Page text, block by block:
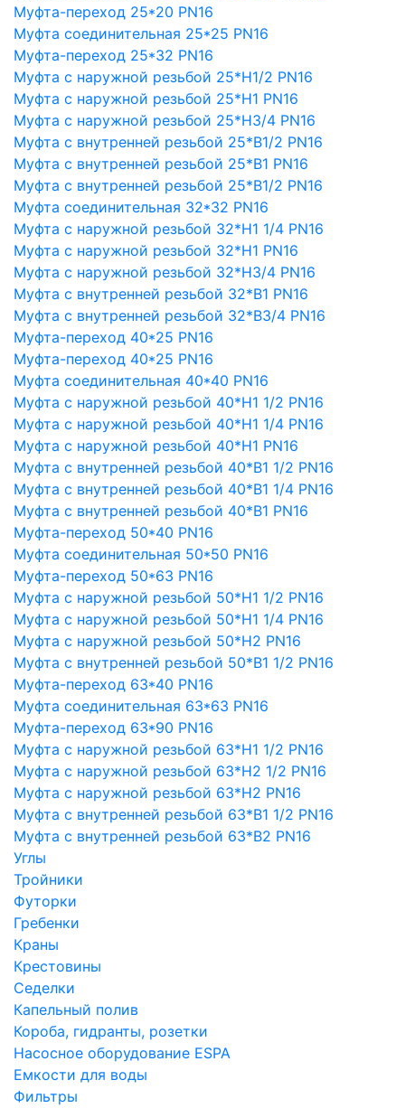
Муфта-переход 25*20 PN16
Муфта соединительная 25*25 PN16
Муфта-переход 25*32 PN16
Муфта с наружной резьбой 25*Н1/2 PN16
Муфта с наружной резьбой 25*Н1 PN16
Муфта с наружной резьбой 25*Н3/4 PN16
Муфта с внутренней резьбой 25*В1/2 PN16
Муфта с внутренней резьбой 25*В1 PN16
Муфта с внутренней резьбой 25*В1/2 PN16
Муфта соединительная 32*32 PN16
Муфта с наружной резьбой 32*Н1 1/4 PN16
Муфта с наружной резьбой 32*Н1 PN16
Муфта с наружной резьбой 32*Н3/4 PN16
Муфта с внутренней резьбой 32*В1 PN16
Муфта с внутренней резьбой 32*В3/4 PN16
Муфта-переход 40*25 PN16
Муфта-переход 40*25 PN16
Муфта соединительная 40*40 PN16
Муфта с наружной резьбой 40*Н1 1/2 PN16
Муфта с наружной резьбой 40*Н1 1/4 PN16
Муфта с наружной резьбой 40*Н1 PN16
Муфта с внутренней резьбой 40*В1 1/2 PN16
Муфта с внутренней резьбой 40*В1 1/4 PN16
Муфта с внутренней резьбой 40*В1 PN16
Муфта-переход 50*40 PN16
Муфта соединительная 50*50 PN16
Муфта-переход 50*63 PN16
Муфта с наружной резьбой 50*Н1 1/2 PN16
Муфта с наружной резьбой 50*Н1 1/4 PN16
Муфта с наружной резьбой 50*Н2 PN16
Муфта с внутренней резьбой 50*В1 1/2 PN16
Муфта-переход 63*40 PN16
Муфта соединительная 63*63 PN16
Муфта-переход 63*90 PN16
Муфта с наружной резьбой 63*Н1 1/2 PN16
Муфта с наружной резьбой 63*Н2 1/2 PN16
Муфта с наружной резьбой 63*Н2 PN16
Муфта с внутренней резьбой 63*В1 1/2 PN16
Муфта с внутренней резьбой 63*В2 PN16
Углы
Тройники
Футорки
Гребенки
Краны
Крестовины
Седелки
Капельный полив
Короба, гидранты, розетки
Насосное оборудование ESPA
Емкости для воды
Фильтры